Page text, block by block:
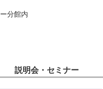
分館内
説明会・セミナー